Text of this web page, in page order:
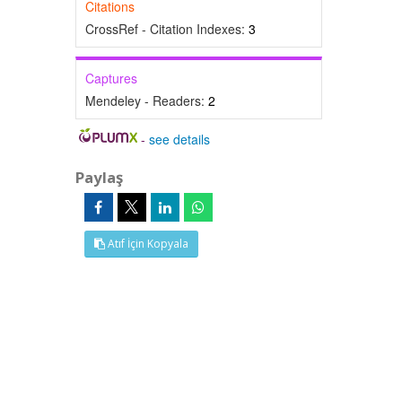
Citations
CrossRef - Citation Indexes: 3
Captures
Mendeley - Readers: 2
-see details
Paylaş
Atıf İçin Kopyala